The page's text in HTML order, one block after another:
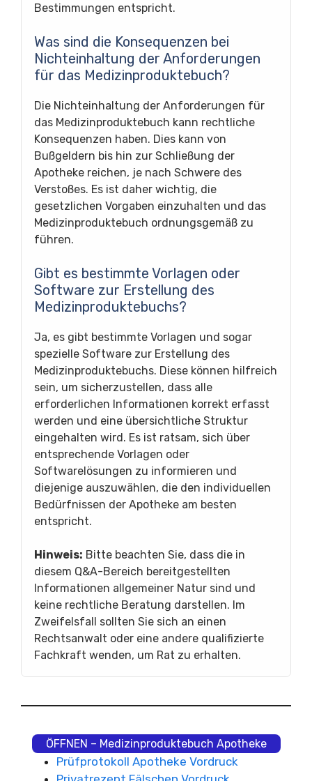
Bestimmungen entspricht.
Was sind die Konsequenzen bei
Nichteinhaltung der Anforderungen
für das Medizinproduktebuch?
Die Nichteinhaltung der Anforderungen für
das Medizinproduktebuch kann rechtliche
Konsequenzen haben. Dies kann von
Bußgeldern bis hin zur Schließung der
Apotheke reichen, je nach Schwere des
Verstoßes. Es ist daher wichtig, die
gesetzlichen Vorgaben einzuhalten und das
Medizinproduktebuch ordnungsgemäß zu
führen.
Gibt es bestimmte Vorlagen oder
Software zur Erstellung des
Medizinproduktebuchs?
Ja, es gibt bestimmte Vorlagen und sogar
spezielle Software zur Erstellung des
Medizinproduktebuchs. Diese können hilfreich
sein, um sicherzustellen, dass alle
erforderlichen Informationen korrekt erfasst
werden und eine übersichtliche Struktur
eingehalten wird. Es ist ratsam, sich über
entsprechende Vorlagen oder
Softwarelösungen zu informieren und
diejenige auszuwählen, die den individuellen
Bedürfnissen der Apotheke am besten
entspricht.
Hinweis: Bitte beachten Sie, dass die in
diesem Q&A-Bereich bereitgestellten
Informationen allgemeiner Natur sind und
keine rechtliche Beratung darstellen. Im
Zweifelsfall sollten Sie sich an einen
Rechtsanwalt oder eine andere qualifizierte
Fachkraft wenden, um Rat zu erhalten.
ÖFFNEN – Medizinproduktebuch Apotheke
Prüfprotokoll Apotheke Vordruck